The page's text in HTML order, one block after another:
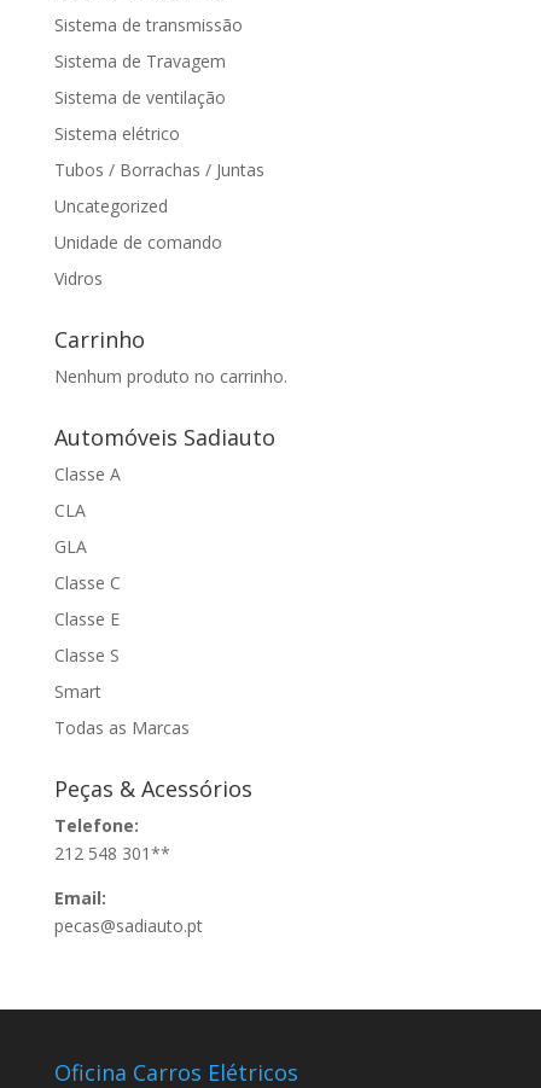
Sistema de transmissão
Sistema de Travagem
Sistema de ventilação
Sistema elétrico
Tubos / Borrachas / Juntas
Uncategorized
Unidade de comando
Vidros
Carrinho
Nenhum produto no carrinho.
Automóveis Sadiauto
Classe A
CLA
GLA
Classe C
Classe E
Classe S
Smart
Todas as Marcas
Peças & Acessórios
Telefone:
212 548 301**
Email:
pecas@sadiauto.pt
Oficina Carros Elétricos